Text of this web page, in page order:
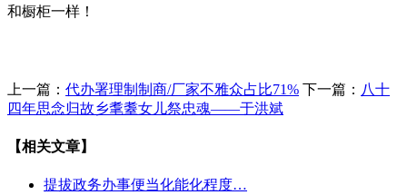
和橱柜一样！
上一篇： 代办署理制制商/厂家不雅众占比71% 下一篇： 八十
四年思念归故乡耄耋女儿祭忠魂——于洪斌
【相关文章】
提拔政务办事便当化能化程度…